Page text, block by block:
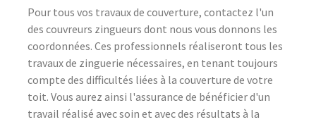
Pour tous vos travaux de couverture, contactez l'un
des couvreurs zingueurs dont nous vous donnons les
coordonnées. Ces professionnels réaliseront tous les
travaux de zinguerie nécessaires, en tenant toujours
compte des difficultés liées à la couverture de votre
toit. Vous aurez ainsi l'assurance de bénéficier d'un
travail réalisé avec soin et avec des résultats à la